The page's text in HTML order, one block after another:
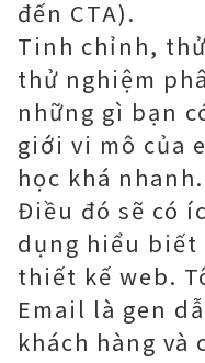
đến CTA).
Tinh chỉnh,
thử nghiệm
những gì bạn
giới vi mô của
học khá nhanh.
Điều đó sẽ có
dụng hiểu biết
thiết kế web.
Email là gen
khách hàng và